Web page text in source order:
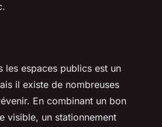
les espaces publics est un
il existe de nombreuses
En combinant un bon
visible, un stationnement